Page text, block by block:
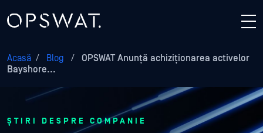
Acasă / Blog /
OPSWAT Anunță achiziționarea activelor
Bayshore...
ȘTIRI DESPRE COMPANIE